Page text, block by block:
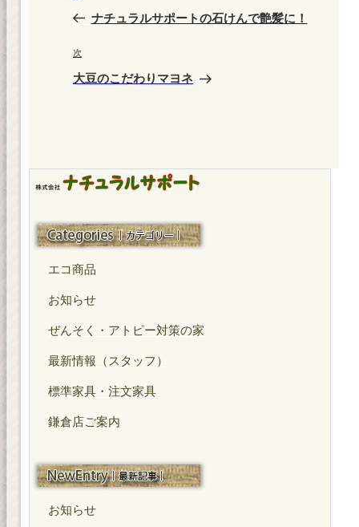
ビ
ゲ
の
稿
ナチュラルサポートの石けんで艶髪に！
次
の
次
大豆のこだわりマヨネ
カテゴリー
エコ商品
お知らせ
ぜんそく・アトピー対策の家
最新情報（スタッフ）
標準家具・注文家具
鎌倉店ご案内
最近の投稿
お知らせ